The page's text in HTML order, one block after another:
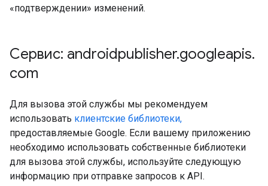
«подтверждении» изменений.
Сервис: androidpublisher.googleapis.
com
Для вызова этой службы мы рекомендуем
использовать клиентские библиотеки,
предоставляемые Google. Если вашему приложению
необходимо использовать собственные библиотеки
для вызова этой службы, используйте следующую
информацию при отправке запросов к API.